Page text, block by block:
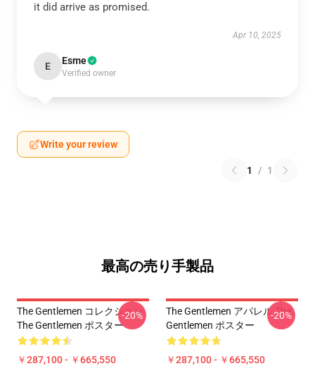
it did arrive as promised.
Apr 10, 2025
E Esme
Verified owner
Write your review
1 / 1
最高の売り手製品
The Gentlemen コレクション
The Gentlemen ポスター
￥287,100 - ￥665,550
-20%
The Gentlemen アパレル The
Gentlemen ポスター
￥287,100 - ￥665,550
-20%